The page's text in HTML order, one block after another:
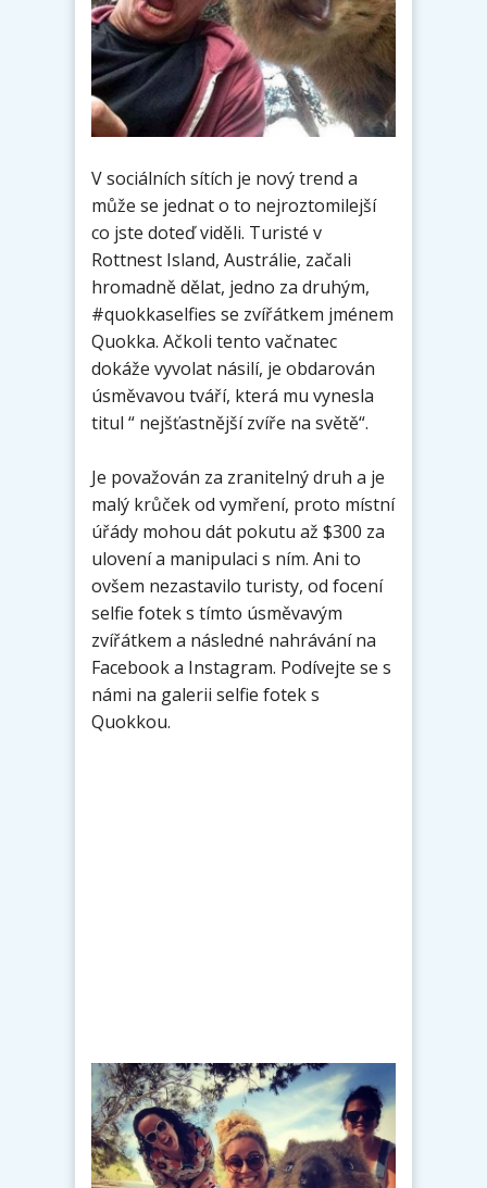
V sociálních sítích je nový trend a
může se jednat o to nejroztomilejší
co jste doteď viděli. Turisté v
Rottnest Island, Austrálie, začali
hromadně dělat, jedno za druhým,
#quokkaselfies se zvířátkem jménem
Quokka. Ačkoli tento vačnatec
dokáže vyvolat násilí, je obdarován
úsměvavou tváří, která mu vynesla
titul “ nejšťastnější zvíře na světě“.
Je považován za zranitelný druh a je
malý krůček od vymření, proto místní
úřády mohou dát pokutu až $300 za
ulovení a manipulaci s ním. Ani to
ovšem nezastavilo turisty, od focení
selfie fotek s tímto úsměvavým
zvířátkem a následné nahrávání na
Facebook a Instagram. Podívejte se s
námi na galerii selfie fotek s
Quokkou.